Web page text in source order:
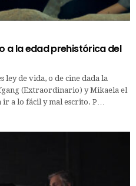
a la edad prehistórica del
ley de vida, o de cine dada la
(Extraordinario) y Mikaela el
a lo fácil y mal escrito. P…